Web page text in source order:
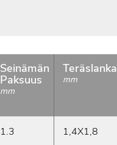
Seinämän
Paksuus
mm
Teräslanka
mm
1.3 1,4X1,8